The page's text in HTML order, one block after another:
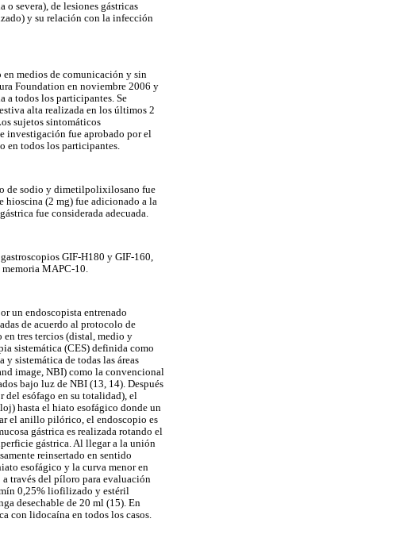
o severa), de lesiones gástricas
y su relación con la infección
medios de comunicación y sin
Foundation en noviembre 2006 y
a todos los participantes. Se
alta realizada en los últimos 2
sujetos sintomáticos
investigación fue aprobado por el
todos los participantes.
de sodio y dimetilpolixilosano fue
hioscina (2 mg) fue adicionado a la
fue considerada adecuada.
GIF-H180 y GIF-160,
memoria MAPC-10.
un endoscopista entrenado
de acuerdo al protocolo de
en tres tercios (distal, medio y
sistemática (CES) definida como
sistemática de todas las áreas
image, NBI) como la convencional
bajo luz de NBI (13, 14). Después
del esófago en su totalidad), el
hasta el hiato esofágico donde un
el anillo pilórico, el endoscopio es
gástrica es realizada rotando el
gástrica. Al llegar a la unión
reinsertado en sentido
esofágico y la curva menor en
través del píloro para evaluación
0,25% liofilizado y estéril
desechable de 20 ml (15). En
con lidocaína en todos los casos.